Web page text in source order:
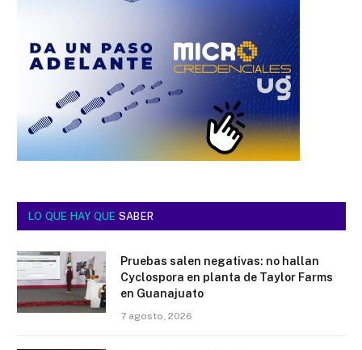
LO QUE HAY QUE SABER
Pruebas salen negativas: no hallan
Cyclospora en planta de Taylor Farms
en Guanajuato
7 agosto, 2026